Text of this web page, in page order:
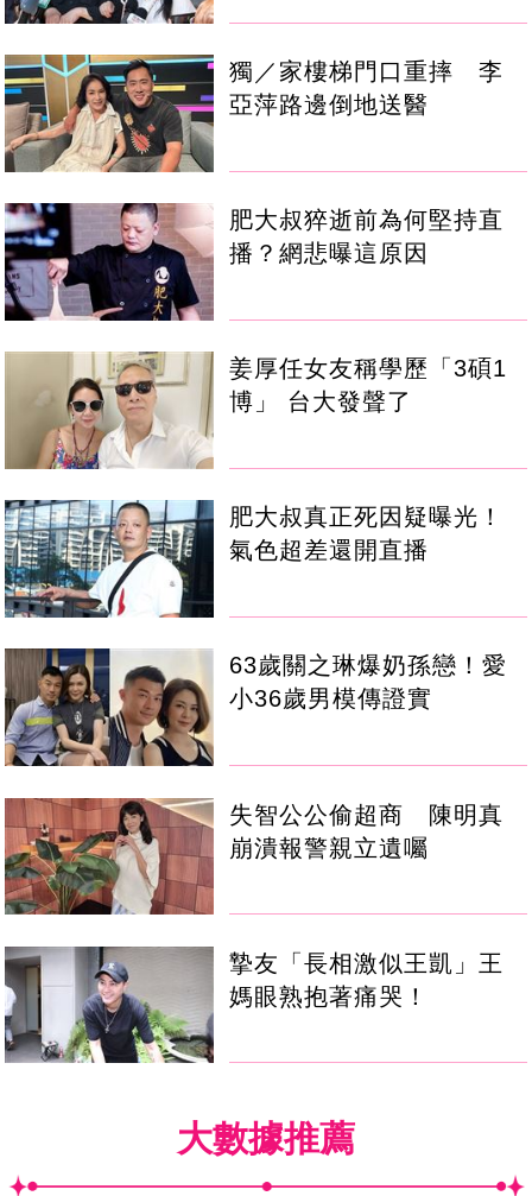
獨／家樓梯門口重摔 李
亞萍路邊倒地送醫
肥大叔猝逝前為何堅持直
播？網悲曝這原因
姜厚任女友稱學歷「3碩1
博」 台大發聲了
肥大叔真正死因疑曝光！
氣色超差還開直播
63歲關之琳爆奶孫戀！愛
小36歲男模傳證實
失智公公偷超商 陳明真
崩潰報警親立遺囑
摯友「長相激似王凱」王
媽眼熟抱著痛哭！
大數據推薦